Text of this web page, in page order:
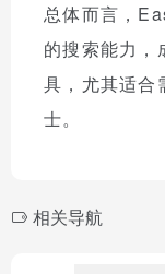
总体而言，
的搜索能力，
具，尤其适合
士。
相关导航